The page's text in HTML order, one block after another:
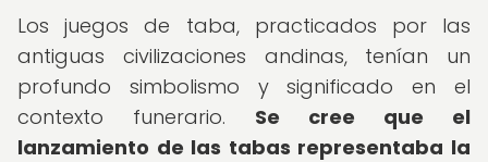
Los juegos de taba, practicados por las
antiguas civilizaciones andinas, tenían un
profundo simbolismo y significado en el
contexto funerario. Se cree que el
lanzamiento de las tabas representaba la